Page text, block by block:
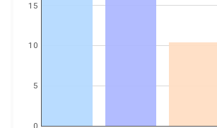
5
10
15